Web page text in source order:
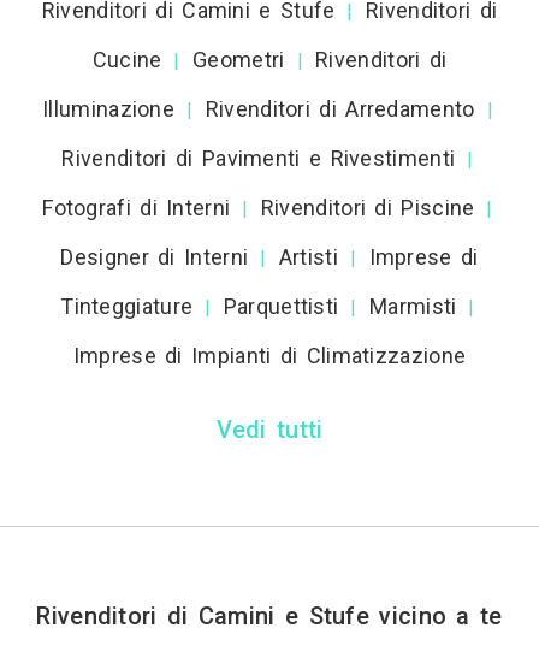
Rivenditori di Camini e Stufe |
Rivenditori di
Cucine
| Geometri |
Rivenditori di
Illuminazione
| Rivenditori di Arredamento |
Rivenditori di Pavimenti e Rivestimenti |
Fotografi di Interni | Rivenditori di Piscine |
Designer di Interni | Artisti |
Imprese di
Tinteggiature
| Parquettisti | Marmisti |
Imprese di Impianti di Climatizzazione
Vedi tutti
Rivenditori di Camini e Stufe vicino a te